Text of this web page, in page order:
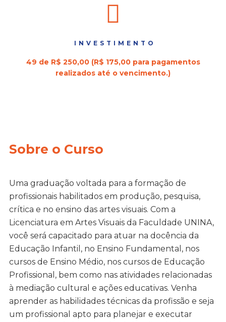
INVESTIMENTO
49 de R$ 250,00 (R$ 175,00 para pagamentos
realizados até o vencimento.)
Sobre o Curso
Uma graduação voltada para a formação de
profissionais habilitados em produção, pesquisa,
crítica e no ensino das artes visuais. Com a
Licenciatura em Artes Visuais da Faculdade UNINA,
você será capacitado para atuar na docência da
Educação Infantil, no Ensino Fundamental, nos
cursos de Ensino Médio, nos cursos de Educação
Profissional, bem como nas atividades relacionadas
à mediação cultural e ações educativas. Venha
aprender as habilidades técnicas da profissão e seja
um profissional apto para planejar e executar